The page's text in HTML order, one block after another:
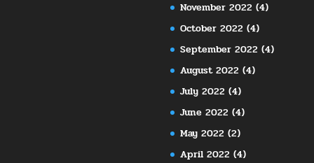
November 2022 (4)
October 2022 (4)
September 2022 (4)
August 2022 (4)
July 2022 (4)
June 2022 (4)
May 2022 (2)
April 2022 (4)